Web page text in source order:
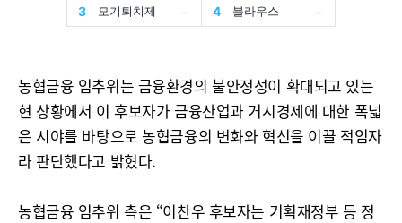
농협금융 임추위는 금융환경의 불안정성이 확대되고 있는
현 상황에서 이 후보자가 금융산업과 거시경제에 대한 폭넓
은 시야를 바탕으로 농협금융의 변화와 혁신을 이끌 적임자
라 판단했다고 밝혔다.
농협금융 임추위 측은 “이찬우 후보자는 기획재정부 등 정